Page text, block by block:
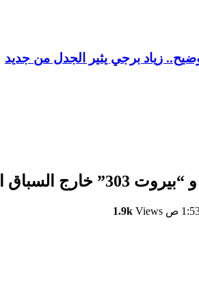
زياد برجي يثير الجدل من جديد
الرمضاني
1.9k Views